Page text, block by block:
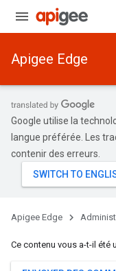
Apigee Edge
Google utilise la
langue préférée. Les
contenir des erreurs.
Apigee Edge
Ce contenu vous a-t-il été